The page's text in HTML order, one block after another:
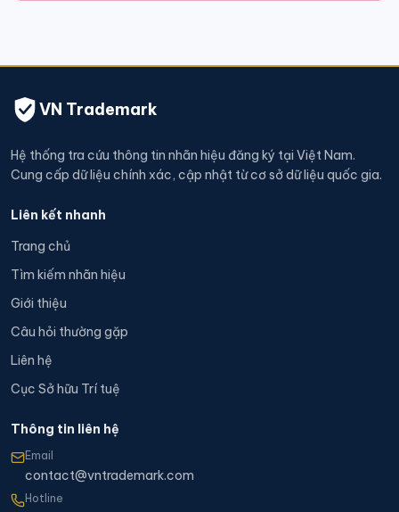
VN Trademark
Hệ thống tra cứu thông tin nhãn hiệu đăng ký tại Việt Nam.
Cung cấp dữ liệu chính xác, cập nhật từ cơ sở dữ liệu quốc gia.
Liên kết nhanh
Trang chủ
Tìm kiếm nhãn hiệu
Giới thiệu
Câu hỏi thường gặp
Liên hệ
Cục Sở hữu Trí tuệ
Thông tin liên hệ
Email
contact@vntrademark.com
Hotline